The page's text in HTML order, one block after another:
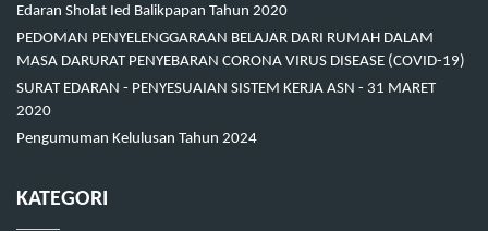
Edaran Sholat Ied Balikpapan Tahun 2020
PEDOMAN PENYELENGGARAAN BELAJAR DARI RUMAH DALAM
MASA DARURAT PENYEBARAN CORONA VIRUS DISEASE (COVID-19)
SURAT EDARAN - PENYESUAIAN SISTEM KERJA ASN - 31 MARET
2020
Pengumuman Kelulusan Tahun 2024
KATEGORI